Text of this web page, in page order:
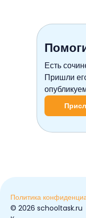
Есть
Пришли
© ️2026 schooltask.ru
Политика